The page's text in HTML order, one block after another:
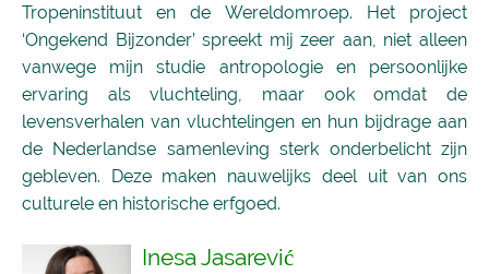
Tropeninstituut en de Wereldomroep. Het project
‘Ongekend Bijzonder’ spreekt mij zeer aan, niet alleen
vanwege mijn studie antropologie en persoonlijke
ervaring als vluchteling, maar ook omdat de
levensverhalen van vluchtelingen en hun bijdrage aan
de Nederlandse samenleving sterk onderbelicht zijn
gebleven. Deze maken nauwelijks deel uit van ons
culturele en historische erfgoed.
Inesa Jasarević